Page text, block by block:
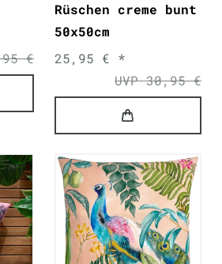
€
Rüschen creme bunt
50x50cm
UVP 30,95 €
25,95 € *